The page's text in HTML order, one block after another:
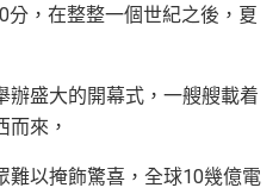
，在整整一個世紀之後，夏
辦盛大的開幕式，一艘艘載着
而來，
難以掩飾驚喜，全球10幾億電